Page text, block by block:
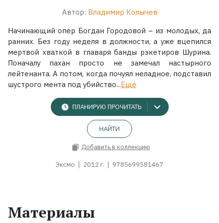
Автор: Владимир Колычев
Начинающий опер Богдан Городовой – из молодых, да
ранних. Без году неделя в должности, а уже вцепился
мертвой хваткой в главаря банды рэкетиров Шурина.
Поначалу пахан просто не замечал настырного
лейтенанта. А потом, когда почуял неладное, подставил
шустрого мента под убийство...Ещё
ПЛАНИРУЮ ПРОЧИТАТЬ
НАЙТИ
Добавить в коллекцию
Эксмо 2012 г. 9785699581467
Материалы